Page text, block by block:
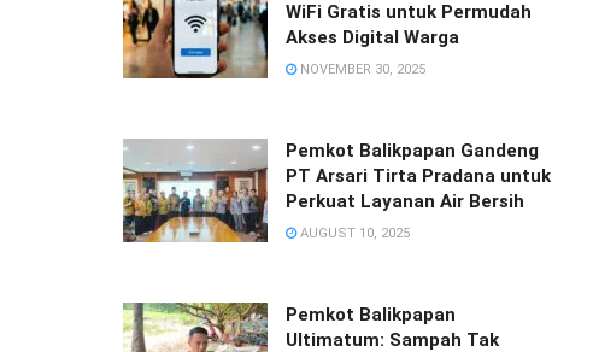
WiFi Gratis untuk Permudah
Akses Digital Warga
NOVEMBER 30, 2025
Pemkot Balikpapan Gandeng
PT Arsari Tirta Pradana untuk
Perkuat Layanan Air Bersih
AUGUST 10, 2025
Pemkot Balikpapan
Ultimatum: Sampah Tak